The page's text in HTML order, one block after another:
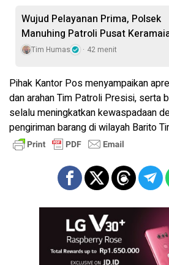
Wujud Pelayanan Prima, Polsek
Manuhing Patroli Pusat
Tim Humas 42 menit
Pihak Kantor Pos menyampaikan
dan arahan Tim Patroli Presisi, serta
selalu meningkatkan kewaspadaan
pengiriman barang di wilayah Barito